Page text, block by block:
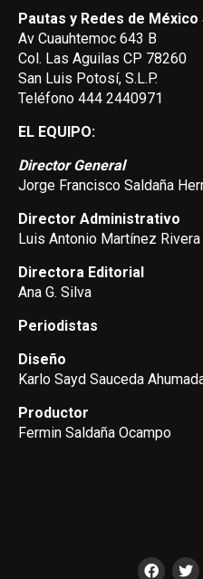
Pautas y Redes de México
Av Cuauhtemoc 643 B
Col. Las Aguilas CP 78260
San Luis Potosí, S.L.P.
Teléfono 444 2440971
EL EQUIPO:
Director General
Jorge Francisco Saldaña
Director Administrativo
Luis Antonio Martínez Rivera
Directora Editorial
Ana G. Silva
Periodistas
Diseño
Karlo Sayd Sauceda
Productor
Fermin Saldaña Ocampo